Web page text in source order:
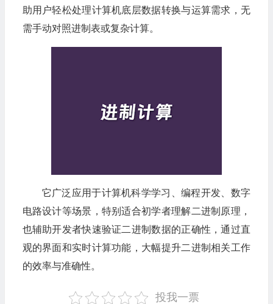
助用户轻松处理计算机底层数据转换与运算需求，无
需手动对照进制表或复杂计算。
它广泛应用于计算机科学学习、编程开发、数字
电路设计等场景，特别适合初学者理解二进制原理，
也辅助开发者快速验证二进制数据的正确性，通过直
观的界面和实时计算功能，大幅提升二进制相关工作
的效率与准确性。
投我一票